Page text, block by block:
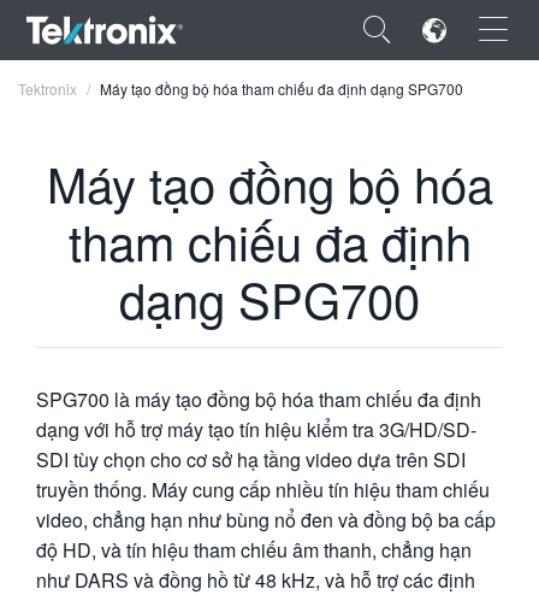
×
ENGLISH
FRANÇAIS
DEUTSCH
简体中文
日本語
한국어
繁體中文
Tektronix Máy tạo đồng bộ hóa tham chiếu đa định dạng SPG700
Máy tạo đồng bộ hóa
tham chiếu đa định
dạng SPG700
SPG700 là máy tạo đồng bộ hóa tham chiếu đa định
dạng với hỗ trợ máy tạo tín hiệu kiểm tra 3G/HD/SD-
SDI tùy chọn cho cơ sở hạ tầng video dựa trên SDI
truyền thống. Máy cung cấp nhiều tín hiệu tham chiếu
video, chẳng hạn như bùng nổ đen và đồng bộ ba cấp
độ HD, và tín hiệu tham chiếu âm thanh, chẳng hạn
như DARS và đồng hồ từ 48 kHz, và hỗ trợ các định